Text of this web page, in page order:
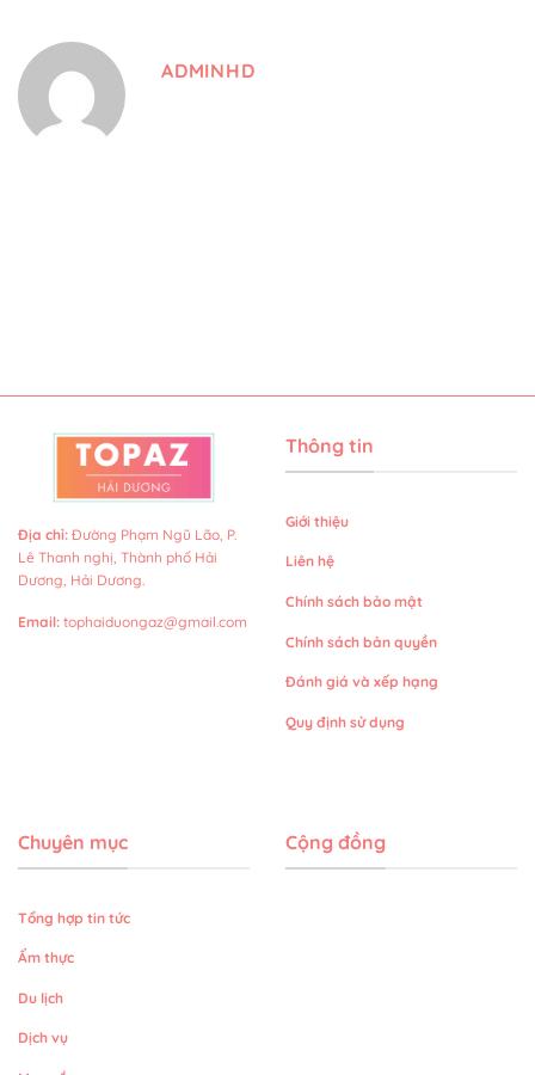
ADMINHD
Địa chỉ: Đường Phạm Ngũ Lão, P.
Lê Thanh nghị, Thành phố Hải
Dương, Hải Dương.
Email: tophaiduongaz@gmail.com
Thông tin
Giới thiệu
Liên hệ
Chính sách bảo mật
Chính sách bản quyền
Đánh giá và xếp hạng
Quy định sử dụng
Chuyên mục
Tổng hợp tin tức
Ẩm thực
Du lịch
Dịch vụ
Cộng đồng